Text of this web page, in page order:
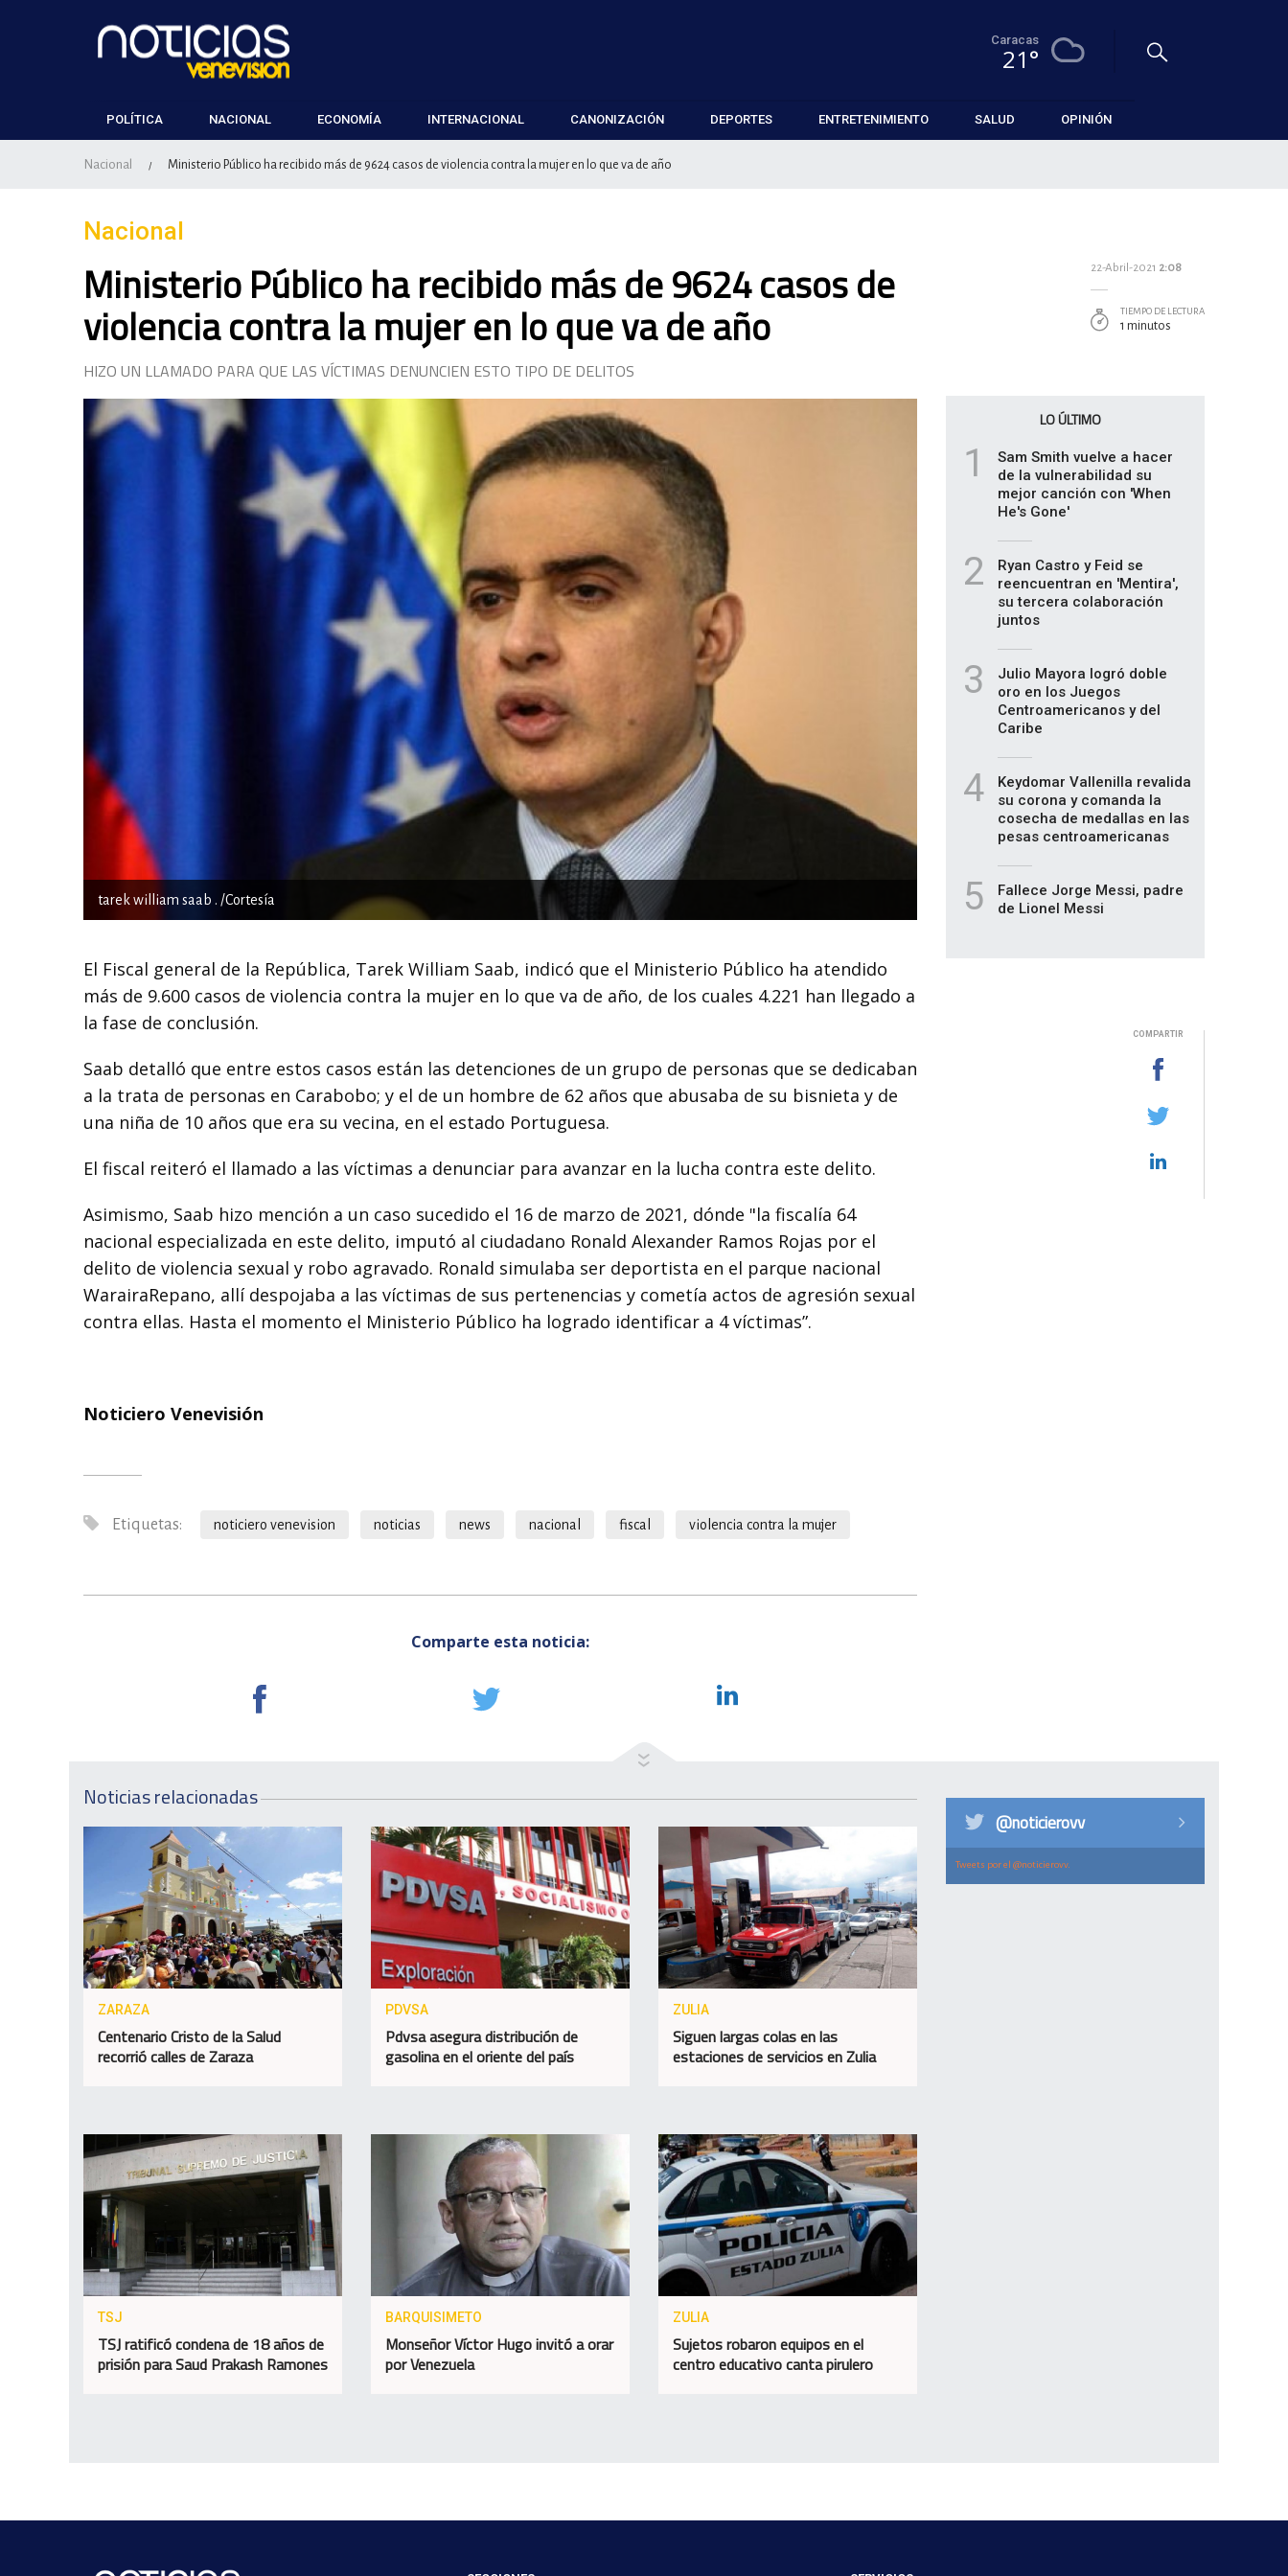
Caracas
21°
POLÍTICA NACIONAL ECONOMÍA INTERNACIONAL CANONIZACIÓN DEPORTES ENTRETENIMIENTO SALUD OPINIÓN
Nacional / Ministerio Público ha recibido más de 9624 casos de violencia contra la mujer en lo que va de año
Nacional
Ministerio Público ha recibido más de 9624 casos de
violencia contra la mujer en lo que va de año
HIZO UN LLAMADO PARA QUE LAS VÍCTIMAS DENUNCIEN ESTO TIPO DE DELITOS
tarek william saab . /Cortesía
El Fiscal general de la República, Tarek William Saab, indicó que el Ministerio Público ha atendido
más de 9.600 casos de violencia contra la mujer en lo que va de año, de los cuales 4.221 han llegado a
la fase de conclusión.
Saab detalló que entre estos casos están las detenciones de un grupo de personas que se dedicaban
a la trata de personas en Carabobo; y el de un hombre de 62 años que abusaba de su bisnieta y de
una niña de 10 años que era su vecina, en el estado Portuguesa.
El fiscal reiteró el llamado a las víctimas a denunciar para avanzar en la lucha contra este delito.
Asimismo, Saab hizo mención a un caso sucedido el 16 de marzo de 2021, dónde "la fiscalía 64
nacional especializada en este delito, imputó al ciudadano Ronald Alexander Ramos Rojas por el
delito de violencia sexual y robo agravado. Ronald simulaba ser deportista en el parque nacional
WarairaRepano, allí despojaba a las víctimas de sus pertenencias y cometía actos de agresión sexual
contra ellas. Hasta el momento el Ministerio Público ha logrado identificar a 4 víctimas”.
Noticiero Venevisión
Etiquetas: noticiero venevision noticias news nacional fiscal violencia contra la mujer
Comparte esta noticia:
22-Abril-2021 2:08
TIEMPO DE LECTURA
1 minutos
LO ÚLTIMO
1
Sam Smith vuelve a hacer
de la vulnerabilidad su
mejor canción con 'When
He's Gone'
2
Ryan Castro y Feid se
reencuentran en 'Mentira',
su tercera colaboración
juntos
3
Julio Mayora logró doble
oro en los Juegos
Centroamericanos y del
Caribe
4
Keydomar Vallenilla revalida
su corona y comanda la
cosecha de medallas en las
pesas centroamericanas
5
Fallece Jorge Messi, padre
de Lionel Messi
COMPARTIR
Noticias relacionadas
ZARAZA
Centenario Cristo de la Salud
recorrió calles de Zaraza
PDVSA
Pdvsa asegura distribución de
gasolina en el oriente del país
ZULIA
Siguen largas colas en las
estaciones de servicios en Zulia
TSJ
TSJ ratificó condena de 18 años de
prisión para Saud Prakash Ramones
BARQUISIMETO
Monseñor Víctor Hugo invitó a orar
por Venezuela
ZULIA
Sujetos robaron equipos en el
centro educativo canta pirulero
@noticierovv
Tweets por el @noticierovv.